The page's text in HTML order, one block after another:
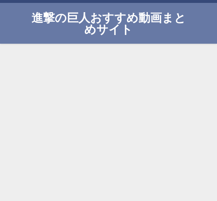
進撃の巨人おすすめ動画まと
めサイト